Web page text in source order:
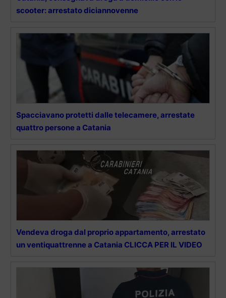
scooter: arrestato diciannovenne
Spacciavano protetti dalle telecamere, arrestate
quattro persone a Catania
Vendeva droga dal proprio appartamento, arrestato
un ventiquattrenne a Catania CLICCA PER IL VIDEO